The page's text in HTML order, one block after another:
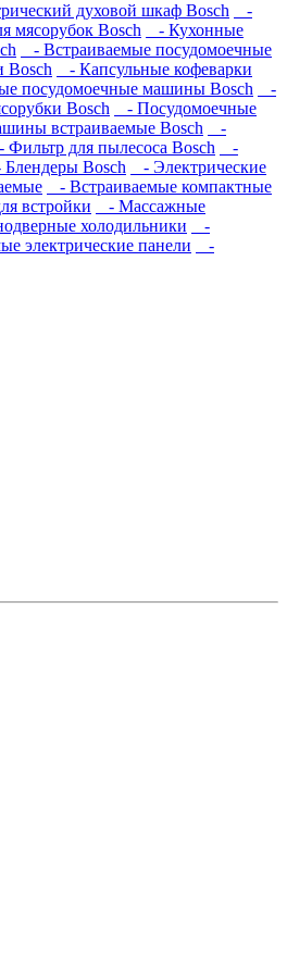
духовой шкаф Bosch
-
мясорубок Bosch
- Кухонные
- Встраиваемые посудомоечные
- Капсульные кофеварки
посудомоечные машины Bosch
-
Bosch
- Посудомоечные
встраиваемые Bosch
-
Фильтр для пылесоса Bosch
-
Bosch
- Электрические
- Встраиваемые компактные
встройки
- Массажные
холодильники
-
электрические панели
-